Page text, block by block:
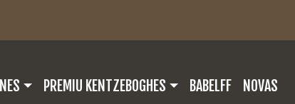
PREMIU KENTZEBOGHES BABELFF NOVAS